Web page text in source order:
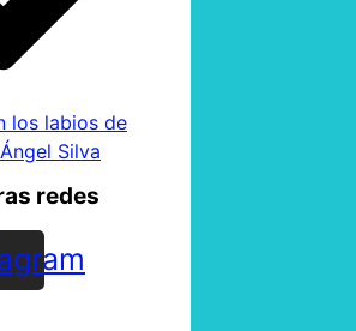
los labios de
Silva
redes